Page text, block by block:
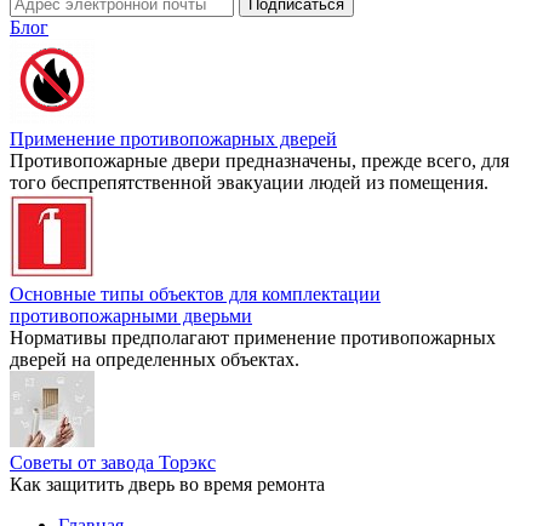
Блог
Применение противопожарных дверей
Противопожарные двери предназначены, прежде всего, для
того беспрепятственной эвакуации людей из помещения.
Основные типы объектов для комплектации
противопожарными дверьми
Нормативы предполагают применение противопожарных
дверей на определенных объектах.
Советы от завода Торэкс
Как защитить дверь во время ремонта